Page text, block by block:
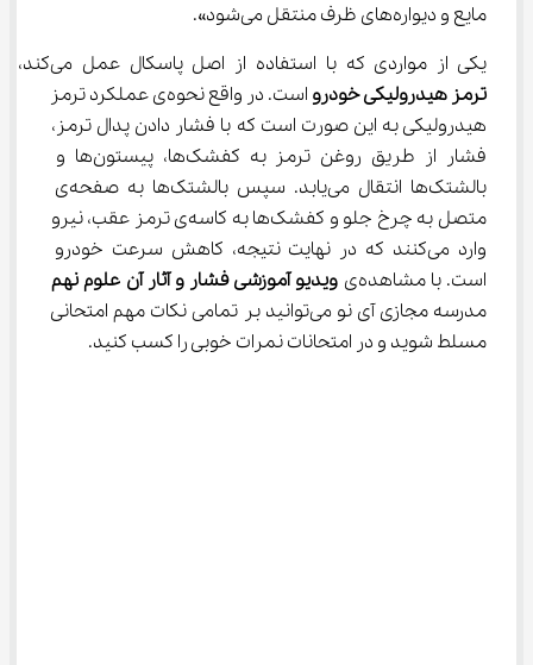
مایع و دیواره‌های ظرف منتقل می‌شود».
یکی از مواردی که با استفاده از اصل پاسکال عمل می‌کند،
ترمز هیدرولیکی خودرو
است. در واقع نحوه‌ی عملکرد ترمز
هیدرولیکی به این صورت است که با فشار دادن پدال ترمز،
فشار از طریق روغن ترمز به کفشک‌ها، پیستون‌ها و
بالشتک‌ها انتقال می‌یابد. سپس بالشتک‌ها به صفحه‌ی
متصل به چرخ جلو و کفشک‌ها به کاسه‌ی ترمز عقب، نیرو
وارد می‌کنند که در نهایت نتیجه، کاهش سرعت خودرو
است. با مشاهده‌ی
ویدیو آموزشی فشار و آثار آن علوم نهم
مدرسه مجازی آی نو می‌توانید بر تمامی نکات مهم امتحانی
مسلط شوید و در امتحانات نمرات خوبی را کسب کنید.